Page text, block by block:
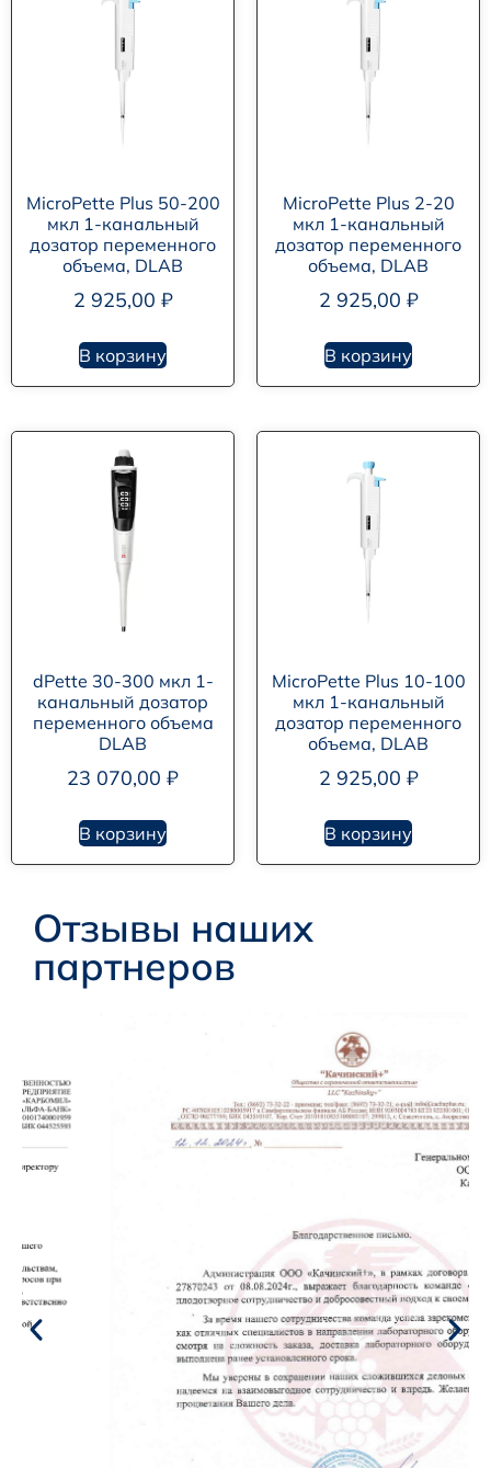
MicroPette Plus 50-200
мкл 1-канальный
дозатор переменного
объема, DLAB
2 925,00 ₽
В корзину
MicroPette Plus 2-20
мкл 1-канальный
дозатор переменного
объема, DLAB
2 925,00 ₽
В корзину
dPette 30-300 мкл 1-
канальный дозатор
переменного объема
DLAB
23 070,00 ₽
В корзину
MicroPette Plus 10-100
мкл 1-канальный
дозатор переменного
объема, DLAB
2 925,00 ₽
В корзину
Отзывы наших
партнеров